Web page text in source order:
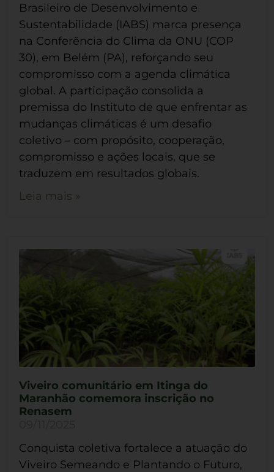
Brasileiro de Desenvolvimento e
Sustentabilidade (IABS) marca presença
na Conferência do Clima da ONU (COP
30), em Belém (PA), reforçando seu
compromisso com a agenda climática
global. A participação consolida a
premissa do Instituto de que enfrentar as
mudanças climáticas é um desafio
coletivo – com propósito, cooperação,
compromisso e ações locais, que se
traduzem em resultados globais.
Leia mais »
Viveiro comunitário em Itinga do
Maranhão comemora inscrição no
Renasem
Conquista coletiva fortalece a atuação do
Viveiro Semeando e Plantando o Futuro,